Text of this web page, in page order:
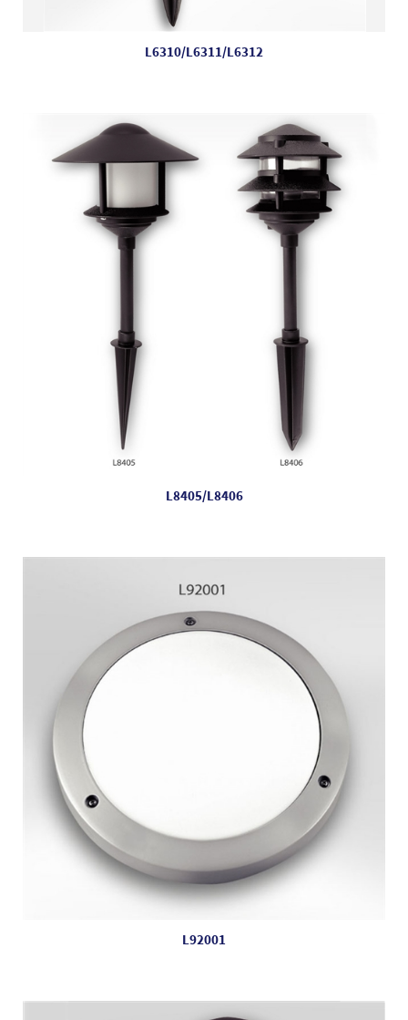
L6310/L6311/L6312
L8405/L8406
L92001